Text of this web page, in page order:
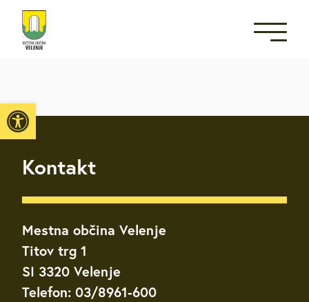
Open toolbar
Kontakt
Mestna občina Velenje
Titov trg 1
SI 3320 Velenje
Telefon: 03/8961-600